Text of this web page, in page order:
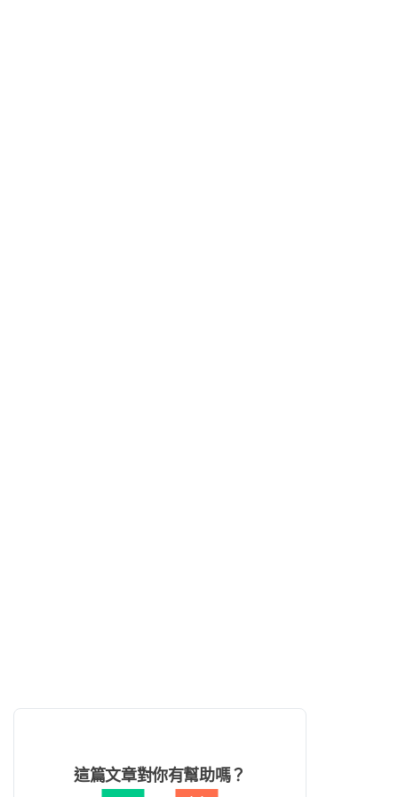
這篇文章對你有幫助嗎？